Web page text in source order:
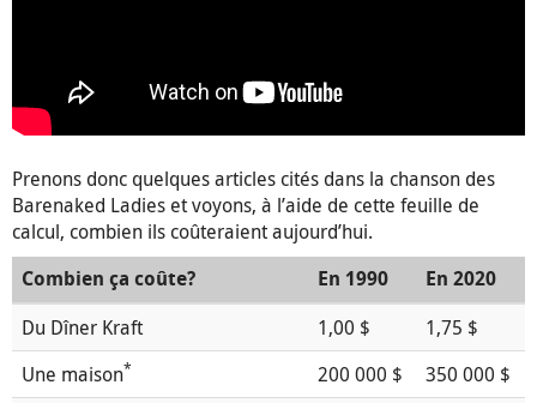
Prenons donc quelques articles cités dans la chanson des
Barenaked Ladies et voyons, à l’aide de cette feuille de
calcul, combien ils coûteraient aujourd’hui.
Combien ça coûte? En 1990 En 2020
Du Dîner Kraft 1,00 $
1,75 $
Une maison* 200 000 $
350 000 $